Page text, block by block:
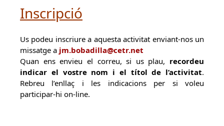
Inscripció
Us podeu inscriure a aquesta activitat enviant-nos un
missatge a jm.bobadilla@cetr.net
Quan ens envieu el correu, si us plau, recordeu
indicar el vostre nom i el títol de l’activitat.
Rebreu l’enllaç i les indicacions per si voleu
participar-hi on-line.